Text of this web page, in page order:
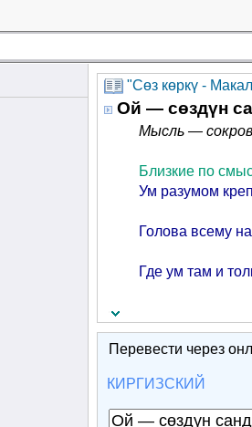
"Cөз көркү -
Ой — сөздүн
Мысль —
Близкие по
Ум разумом
Голова всему
Где ум там и
Перевести через
КИРГИЗСКИЙ